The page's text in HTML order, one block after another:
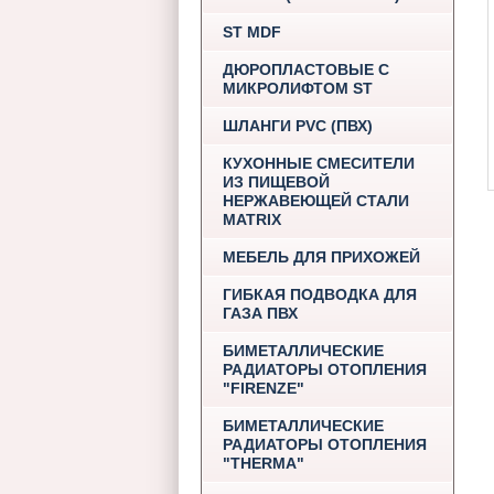
ST MDF
ДЮРОПЛАСТОВЫЕ С
МИКРОЛИФТОМ ST
ШЛАНГИ PVC (ПВХ)
КУХОННЫЕ СМЕСИТЕЛИ
ИЗ ПИЩЕВОЙ
НЕРЖАВЕЮЩЕЙ СТАЛИ
MATRIX
МЕБЕЛЬ ДЛЯ ПРИХОЖЕЙ
ГИБКАЯ ПОДВОДКА ДЛЯ
ГАЗА ПВХ
БИМЕТАЛЛИЧЕСКИЕ
РАДИАТОРЫ ОТОПЛЕНИЯ
"FIRENZE"
БИМЕТАЛЛИЧЕСКИЕ
РАДИАТОРЫ ОТОПЛЕНИЯ
"THERMA"